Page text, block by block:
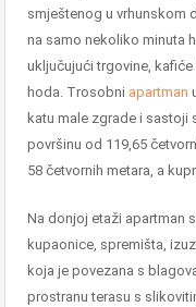
smještenog u vrhunskom
na samo nekoliko minuta
uključujući trgovine,
hoda. Trosobni apartman
katu male zgrade i sastoji
površinu od 119,65
58 četvornih metara, a
Na donjoj etaži apartman
kupaonice, spremišta,
koja je povezana s
prostranu terasu s